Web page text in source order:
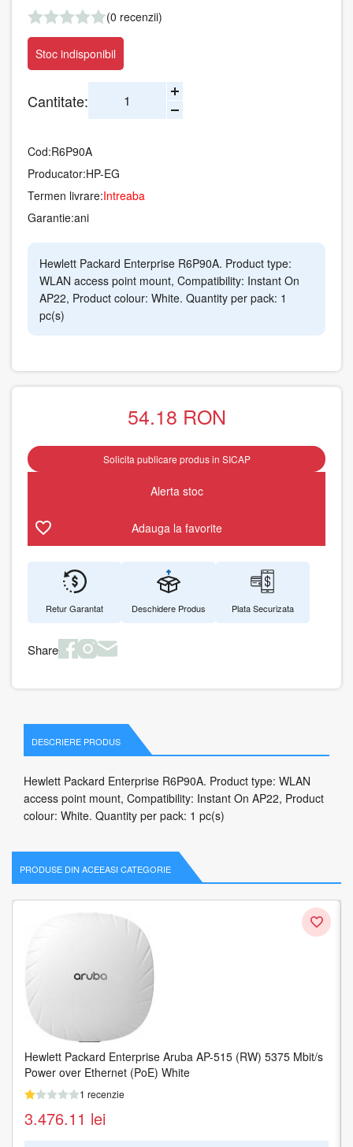
(0 recenzii)
Stoc indisponibil
Cantitate:
Cod:R6P90A
Producator:HP-EG
Termen livrare:Intreaba
Garantie:ani
Hewlett Packard Enterprise R6P90A. Product type:
WLAN access point mount, Compatibility: Instant On
AP22, Product colour: White. Quantity per pack: 1
pc(s)
54.18 RON
Solicita publicare produs in SICAP
Alerta stoc
Adauga la favorite
Retur Garantat Deschidere Produs Plata Securizata
Share
DESCRIERE PRODUS
Hewlett Packard Enterprise R6P90A. Product type: WLAN
access point mount, Compatibility: Instant On AP22, Product
colour: White. Quantity per pack: 1 pc(s)
PRODUSE DIN ACEEASI CATEGORIE
Hewlett Packard Enterprise Aruba AP-515 (RW) 5375 Mbit/s
Power over Ethernet (PoE) White
1 recenzie
3.476.11 lei